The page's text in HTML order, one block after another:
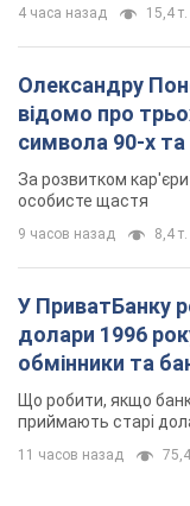
4 часа назад 15,4 т.
Олександру
відомо про
символа 90-х
мають
За розвитком
особисте щастя
9 часов назад 8,4 т.
У ПриватБанку
долари 1996
обмінники та
Що робити, якщо
приймають старі
11 часов назад